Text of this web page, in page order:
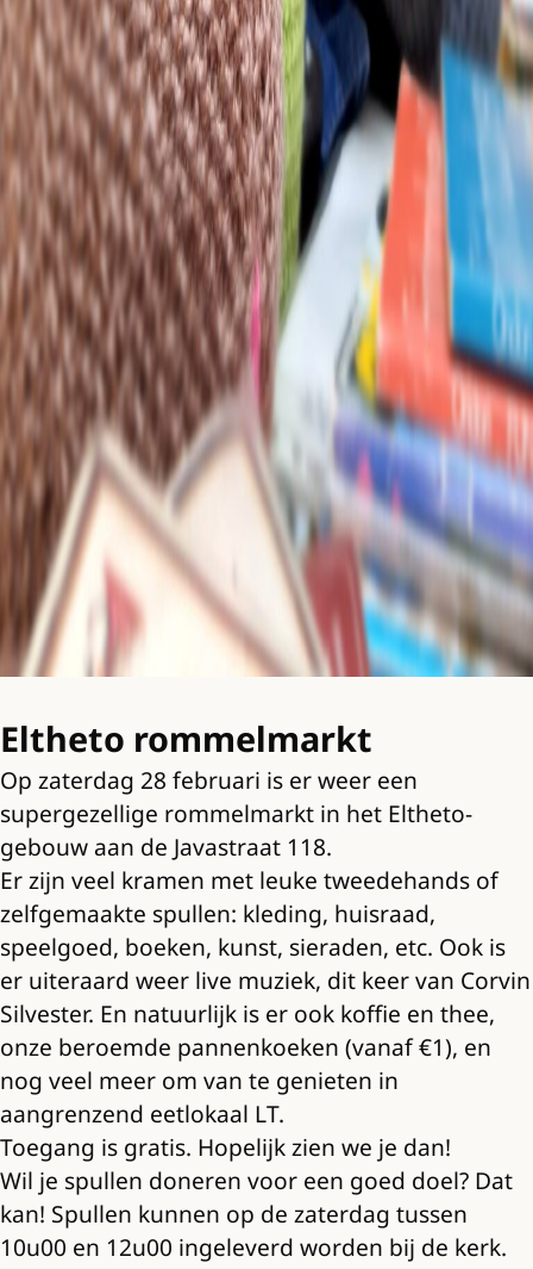
Eltheto rommelmarkt
Op zaterdag 28 februari is er weer een
supergezellige rommelmarkt in het Eltheto-
gebouw aan de Javastraat 118.
Er zijn veel kramen met leuke tweedehands of
zelfgemaakte spullen: kleding, huisraad,
speelgoed, boeken, kunst, sieraden, etc. Ook is
er uiteraard weer live muziek, dit keer van Corvin
Silvester. En natuurlijk is er ook koffie en thee,
onze beroemde pannenkoeken (vanaf €1), en
nog veel meer om van te genieten in
aangrenzend eetlokaal LT.
Toegang is gratis. Hopelijk zien we je dan!
Wil je spullen doneren voor een goed doel? Dat
kan! Spullen kunnen op de zaterdag tussen
10u00 en 12u00 ingeleverd worden bij de kerk.